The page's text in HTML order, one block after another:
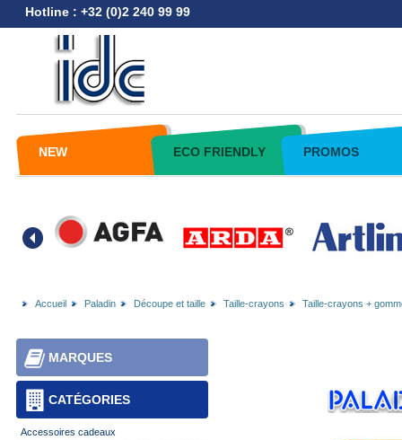
Hotline : +32 (0)2 240 99 99
NEW ECO FRIENDLY PROMOS
Accueil Paladin Découpe et taille Taille-crayons Taille-crayons +
CATÉGORIES
MARQUES
Accessoires cadeaux